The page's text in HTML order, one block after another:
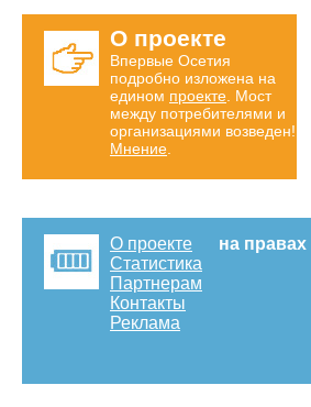
О проекте
Впервые Осетия
подробно изложена на
едином проекте . Мост
между потребителями и
организациями возведен!
Мнение
О проекте
Статистика
Партнерам
Контакты
Реклама
на